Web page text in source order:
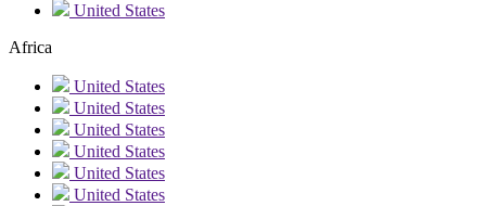
United States
Africa
United States
United States
United States
United States
United States
United States